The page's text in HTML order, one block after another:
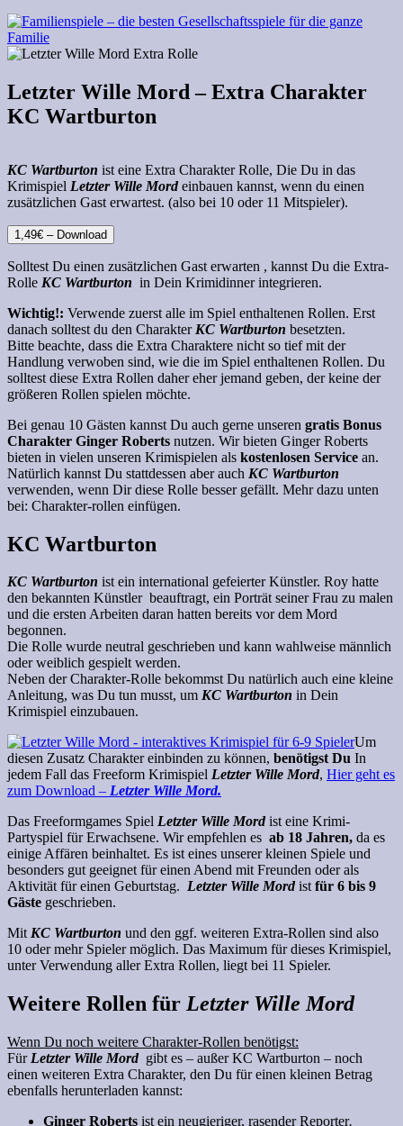
Letzter Wille Mord – Extra Charakter
KC Wartburton
KC Wartburton ist eine Extra Charakter Rolle, Die Du in das
Krimispiel Letzter Wille Mordeinbauen kannst, wenn du einen
zusätzlichen Gast erwartest. (also bei 10 oder 11 Mitspieler).
1,49€ – Download
Solltest Du einen zusätzlichen Gast erwarten , kannst Du die Extra-
Rolle KC Wartburton in Dein Krimidinner integrieren.
Wichtig!: Verwende zuerst alle im Spiel enthaltenen Rollen. Erst
danach solltest du den Charakter KC Wartburton besetzten.
Bitte beachte, dass die Extra Charaktere nicht so tief mit der
Handlung verwoben sind, wie die im Spiel enthaltenen Rollen. Du
solltest diese Extra Rollen daher eher jemand geben, der keine der
größeren Rollen spielen möchte.
Bei genau 10 Gästen kannst Du auch gerne unseren gratis Bonus
Charakter Ginger Roberts nutzen. Wir bieten Ginger Roberts
bieten in vielen unseren Krimispielen als kostenlosen Service an.
Natürlich kannst Du stattdessen aber auch KC Wartburton
verwenden, wenn Dir diese Rolle besser gefällt. Mehr dazu unten
bei: Charakter-rollen einfügen.
KC Wartburton
KC Wartburton istein international gefeierter Künstler. Roy hatte
den bekannten Künstler beauftragt, ein Porträt seiner Frau zu malen
und die ersten Arbeiten daran hatten bereits vor dem Mord
begonnen.
Die Rolle wurde neutral geschrieben und kann wahlweise männlich
oder weiblich gespielt werden.
Neben der Charakter-Rolle bekommst Du natürlich auch eine kleine
Anleitung, was Du tun musst, um KC Wartburton in Dein
Krimispiel einzubauen.
Um
diesen Zusatz Charakter einbinden zu können, benötigst Du In
jedem Fall das Freeform Krimispiel Letzter Wille Mord, Hier geht es
zum Download – Letzter Wille Mord.
Das Freeformgames Spiel Letzter Wille Mordist eine Krimi-
Partyspiel für Erwachsene. Wir empfehlen es ab 18 Jahren, da es
einige Affären beinhaltet. Es ist eines unserer kleinen Spiele und
besonders gut geeignet für einen Abend mit Freunden oder als
Aktivität für einen Geburtstag. Letzter Wille Mord istfür 6 bis 9
Gäste geschrieben.
MitKC Wartburton und den ggf. weiteren Extra-Rollen sind also
10 oder mehr Spieler möglich. Das Maximum für dieses Krimispiel,
unter Verwendung aller Extra Rollen, liegt bei 11 Spieler.
Weitere Rollen für Letzter Wille Mord
Wenn Du noch weitere Charakter-Rollen benötigst:
Für Letzter Wille Mord gibt es – außer KC Wartburton – noch
einen weiteren Extra Charakter, den Du für einen kleinen Betrag
ebenfalls herunterladen kannst:
Ginger Roberts ist ein neugieriger, rasender Reporter.